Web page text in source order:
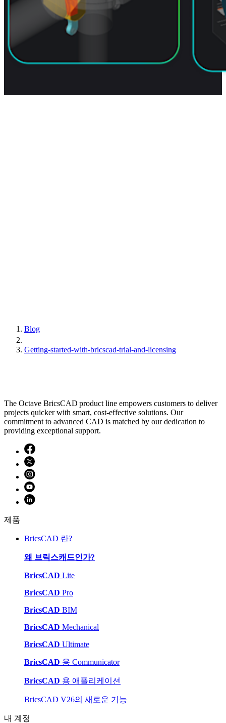
Blog
Getting-started-with-bricscad-trial-and-licensing
The Octave BricsCAD product line empowers customers to deliver
projects quicker with smart, cost-effective solutions. Our
commitment to advanced CAD is matched by our dedication to
providing exceptional support.
제품
BricsCAD 란?
왜 브릭스캐드인가?
BricsCAD Lite
BricsCAD Pro
BricsCAD BIM
BricsCAD Mechanical
BricsCAD Ultimate
BricsCAD 용 Communicator
BricsCAD 용 애플리케이션
BricsCAD V26의 새로운 기능
내 계정